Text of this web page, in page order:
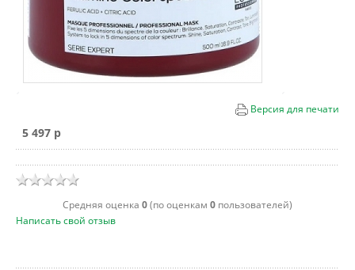
Версия для печати
5 497 p
Cредняя оценка 0(по оценкам 0 пользователей)
Написать свой отзыв